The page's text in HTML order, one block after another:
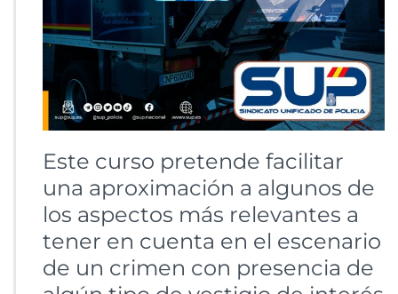
Este curso pretende facilitar
una aproximación a algunos de
los aspectos más relevantes a
tener en cuenta en el escenario
de un crimen con presencia de